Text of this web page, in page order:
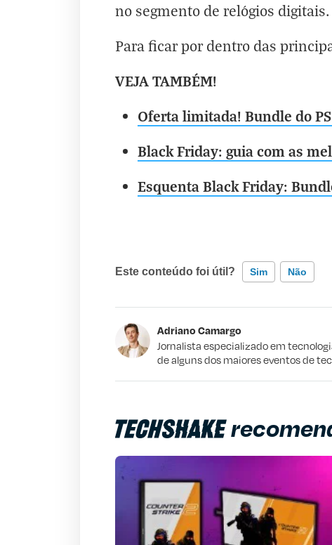
no segmento de relógios digitais.
Para ficar por dentro das
VEJA TAMBÉM!
Oferta limitada! Bundle do
Black Friday: guia com as
Esquenta Black Friday:
Este conteúdo foi útil? Sim Não
Este conteúdo não tem a informação que
Adriano Camargo
Jornalista especializado em
de alguns dos maiores eventos de